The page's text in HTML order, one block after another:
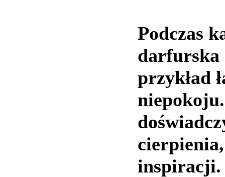
Podczas
darfurska
przykład
cierpienia,
inspiracji.